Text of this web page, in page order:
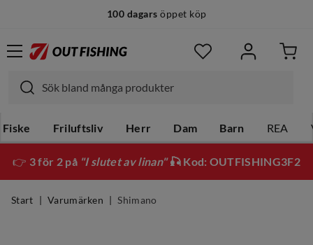
100 dagars öppet köp
Fiske Friluftsliv Herr Dam Barn REA
👉 3 för 2 på "I slutet av linan"🎣 Kod: OUTFISHING3F2
Start Varumärken Shimano